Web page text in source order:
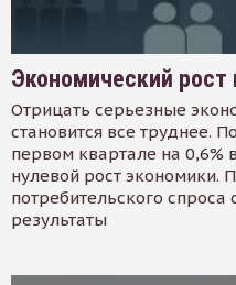
Экономический рост
Отрицать серьезные
становится все труднее.
первом квартале на 0,6%
нулевой рост экономики.
потребительского
результаты